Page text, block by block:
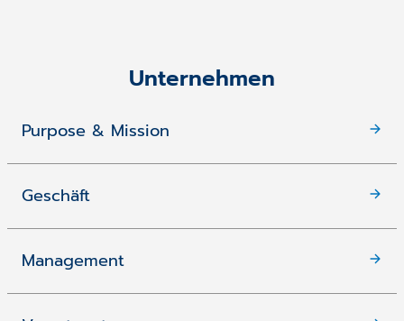
Unternehmen
Purpose & Mission
Geschäft
Management